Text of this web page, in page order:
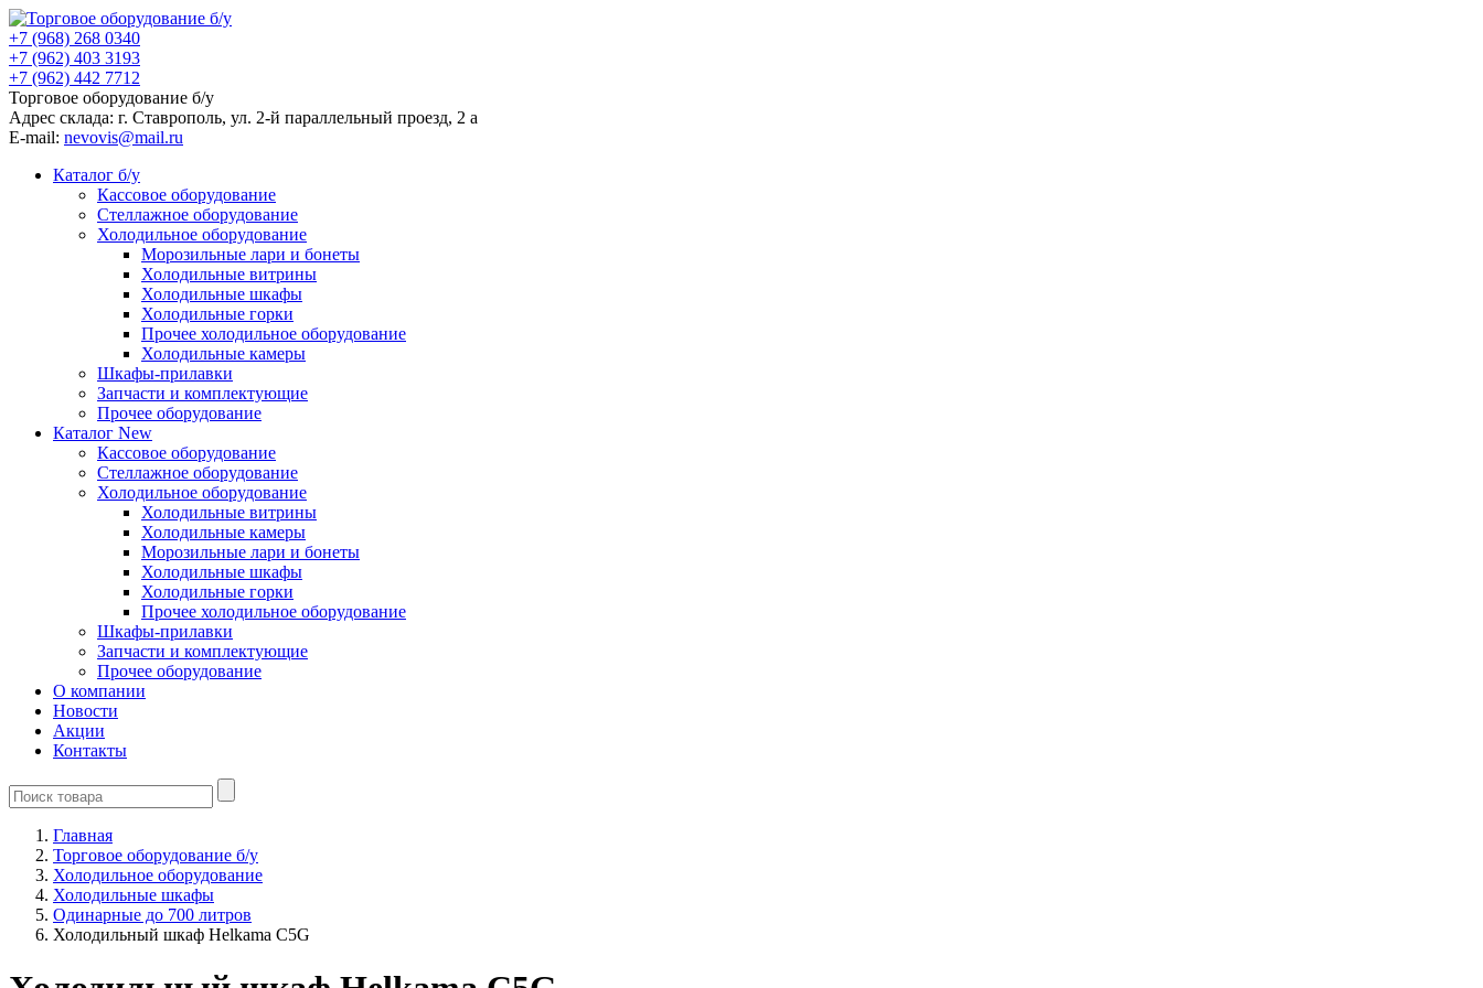
+7 (968) 268 0340
+7 (962) 403 3193
+7 (962) 442 7712
Торговое оборудование б/у
Адрес склада: г. Ставрополь, ул. 2-й параллельный проезд, 2 a
E-mail: nevovis@mail.ru
Каталог б/у
Кассовое оборудование
Стеллажное оборудование
Холодильное оборудование
Морозильные лари и бонеты
Холодильные витрины
Холодильные шкафы
Холодильные горки
Прочее холодильное оборудование
Холодильные камеры
Шкафы-прилавки
Запчасти и комплектующие
Прочее оборудование
Каталог New
Кассовое оборудование
Стеллажное оборудование
Холодильное оборудование
Холодильные витрины
Холодильные камеры
Морозильные лари и бонеты
Холодильные шкафы
Холодильные горки
Прочее холодильное оборудование
Шкафы-прилавки
Запчасти и комплектующие
Прочее оборудование
О компании
Новости
Акции
Контакты
Главная
Торговое оборудование б/у
Холодильное оборудование
Холодильные шкафы
Одинарные до 700 литров
Холодильный шкаф Helkama C5G